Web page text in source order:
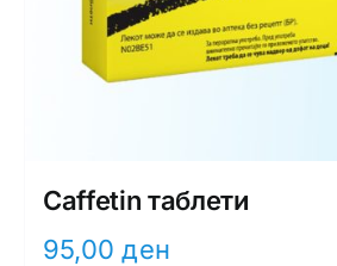
Caffetin таблети
95,00ден